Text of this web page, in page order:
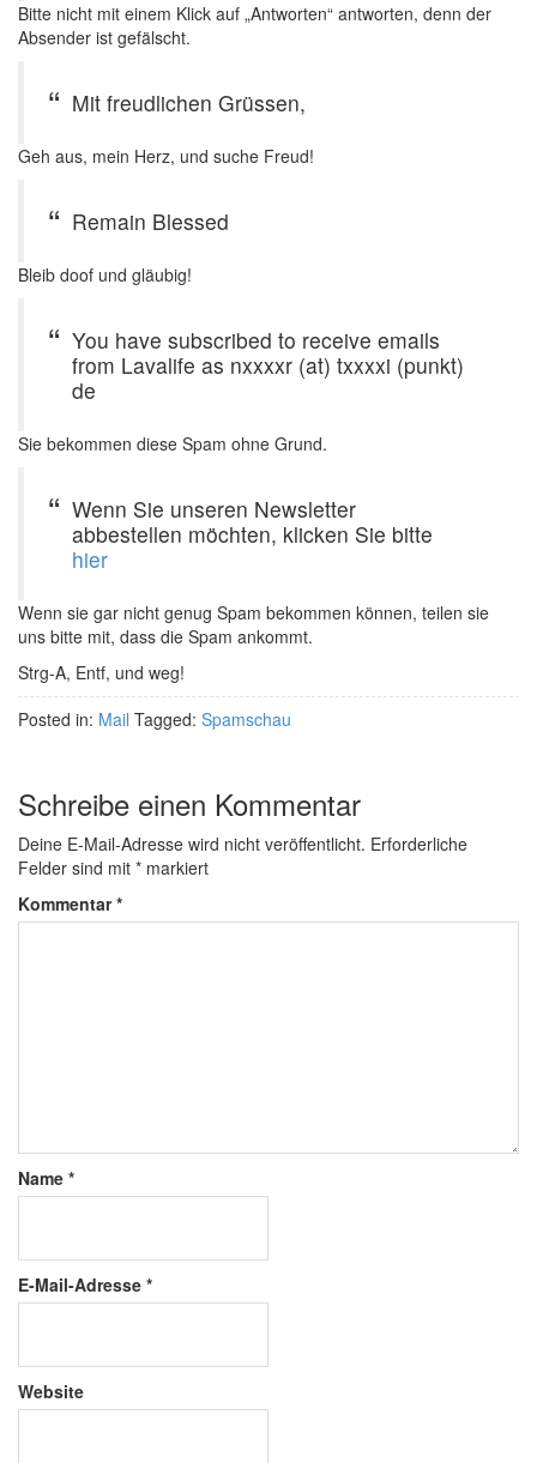
Bitte nicht mit einem Klick auf „Antworten“ antworten, denn der
Absender ist gefälscht.
Mit freudlichen Grüssen,
Geh aus, mein Herz, und suche Freud!
Remain Blessed
Bleib doof und gläubig!
You have subscribed to receive emails
from Lavalife as nxxxxr (at) txxxxi (punkt)
de
Sie bekommen diese Spam ohne Grund.
Wenn Sie unseren Newsletter
abbestellen möchten, klicken Sie bitte
hier
Wenn sie gar nicht genug Spam bekommen können, teilen sie
uns bitte mit, dass die Spam ankommt.
Strg-A, Entf, und weg!
Posted in: Mail Tagged: Spamschau
Schreibe einen Kommentar
Deine E-Mail-Adresse wird nicht veröffentlicht. Erforderliche
Felder sind mit * markiert
Kommentar*
Name *
E-Mail-Adresse *
Website